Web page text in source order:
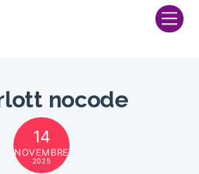
nocode
14
NOVEMBRE
2025